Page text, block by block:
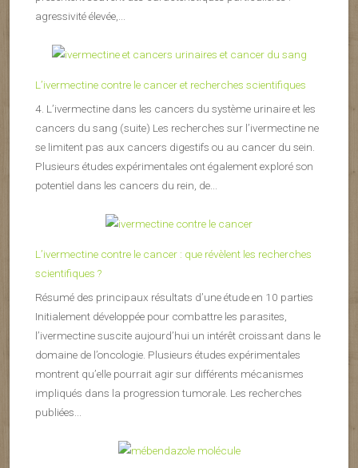
agressivité élevée,...
L’ivermectine contre le cancer et recherches scientifiques
4. L’ivermectine dans les cancers du système urinaire et les
cancers du sang (suite) Les recherches sur l’ivermectine ne
se limitent pas aux cancers digestifs ou au cancer du sein.
Plusieurs études expérimentales ont également exploré son
potentiel dans les cancers du rein, de...
L’ivermectine contre le cancer : que révèlent les recherches
scientifiques ?
Résumé des principaux résultats d’une étude en 10 parties
Initialement développée pour combattre les parasites,
l’ivermectine suscite aujourd’hui un intérêt croissant dans le
domaine de l’oncologie. Plusieurs études expérimentales
montrent qu’elle pourrait agir sur différents mécanismes
impliqués dans la progression tumorale. Les recherches
publiées...